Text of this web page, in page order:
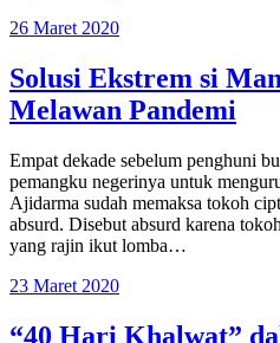
26 Maret 2020
Solusi Ekstrem si
Melawan Pandemi
Empat dekade sebelum penghuni
pemangku negerinya untuk
Ajidarma sudah memaksa tokoh
absurd. Disebut absurd karena
yang rajin ikut lomba…
23 Maret 2020
“40 Hari Khalwat”